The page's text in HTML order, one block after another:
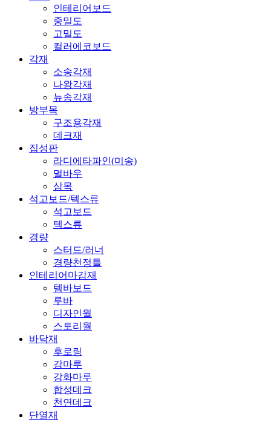
인테리어보드
중밀도
고밀도
컬러에코보드
각재
소송각재
나왕각재
뉴송각재
방부목
구조용각재
데크재
집성판
라디에타파인(미송)
멀바우
삼목
석고보드/텍스류
석고보드
텍스류
경량
스터드/러너
경량천정틀
인테리어마감재
템바보드
루바
디자인월
스토리월
바닥재
후로링
강마루
강화마루
합성데크
천연데크
단열재